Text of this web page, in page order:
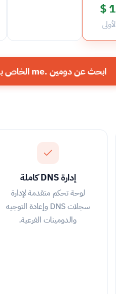
ابحث عن دومين .me الخاص بك
إدارة DNS كاملة
لوحة تحكم متقدمة لإدارة
سجلات DNS وإعادة التوجيه
والدومينات الفرعية.